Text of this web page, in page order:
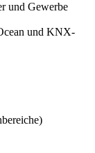
und Gewerbe
und KNX-